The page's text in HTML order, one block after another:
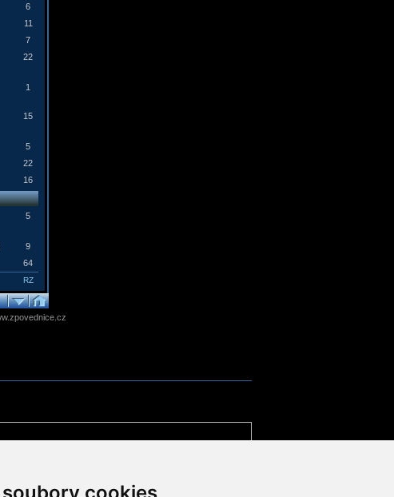
6
11
7
22
1
15
5
22
16
5
9
64
RZ